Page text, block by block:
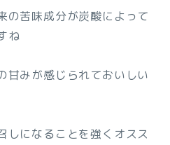
の苦味成分が炭酸によって
ね
甘みが感じられておいしい
しになることを強くオスス